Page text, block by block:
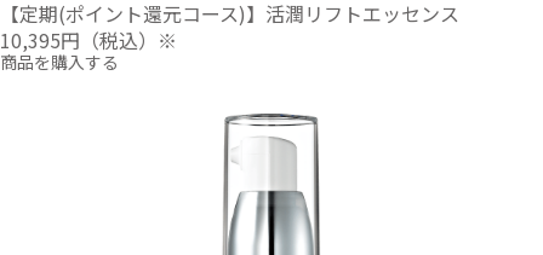
【定期(ポイント還元コース)】活潤リフトエッセンス
10,395円 （税込）※
商品を購入する